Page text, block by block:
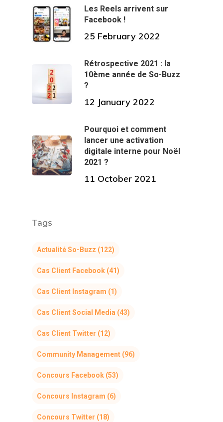
Les Reels arrivent sur
Facebook !
25 February 2022
Rétrospective 2021 : la
10ème année de So-Buzz
?
12 January 2022
Pourquoi et comment
lancer une activation
digitale interne pour Noël
2021 ?
11 October 2021
Tags
Actualité So-Buzz (122)
Cas Client Facebook (41)
Cas Client Instagram (1)
Cas Client Social Media (43)
Cas Client Twitter (12)
Community Management (96)
Concours Facebook (53)
Concours Instagram (6)
Concours Twitter (18)